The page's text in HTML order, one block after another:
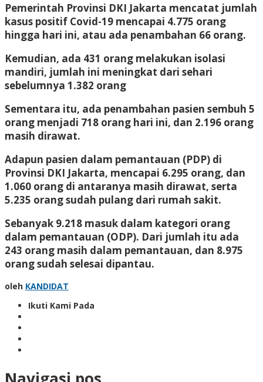
Pemerintah Provinsi DKI Jakarta mencatat jumlah
kasus positif Covid-19 mencapai 4.775 orang
hingga hari ini, atau ada penambahan 66 orang.
Kemudian, ada 431 orang melakukan isolasi
mandiri, jumlah ini meningkat dari sehari
sebelumnya 1.382 orang
Sementara itu, ada penambahan pasien sembuh 5
orang menjadi 718 orang hari ini, dan 2.196 orang
masih dirawat.
Adapun pasien dalam pemantauan (PDP) di
Provinsi DKI Jakarta, mencapai 6.295 orang, dan
1.060 orang di antaranya masih dirawat, serta
5.235 orang sudah pulang dari rumah sakit.
Sebanyak 9.218 masuk dalam kategori orang
dalam pemantauan (ODP). Dari jumlah itu ada
243 orang masih dalam pemantauan, dan 8.975
orang sudah selesai dipantau.
oleh KANDIDAT
Ikuti Kami Pada